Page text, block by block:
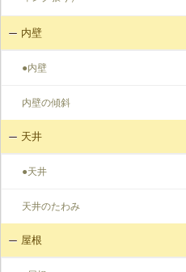
内壁
●内壁
内壁の傾斜
天井
●天井
天井のたわみ
屋根